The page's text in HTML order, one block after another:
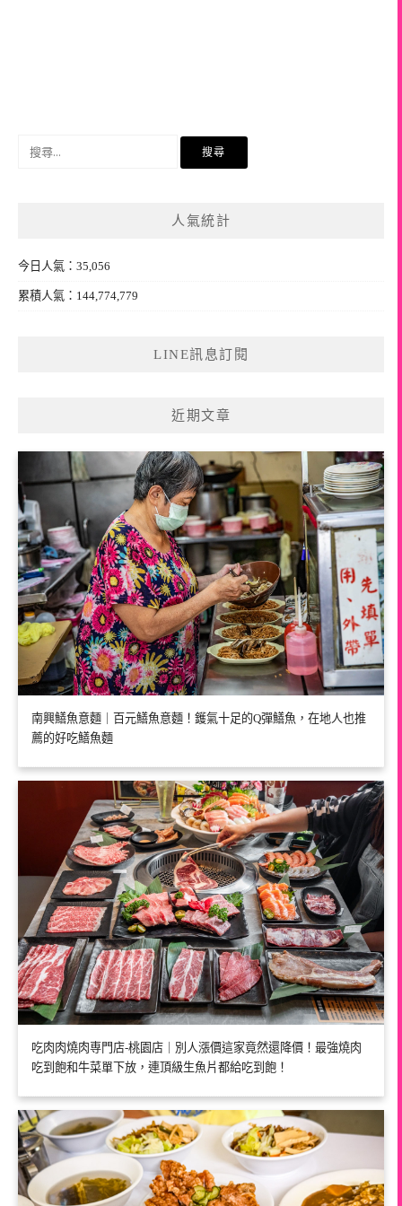
人氣統計
今日人氣：35,056
累積人氣：144,774,779
LINE訊息訂閱
近期文章
南興鱔魚意麵｜百元鱔魚意麵！鑊氣十足的Q彈鱔魚，在地人也推
薦的好吃鱔魚麵
吃肉肉燒肉専門店-桃園店｜別人漲價這家竟然還降價！最強燒肉
吃到飽和牛菜單下放，連頂級生魚片都給吃到飽！